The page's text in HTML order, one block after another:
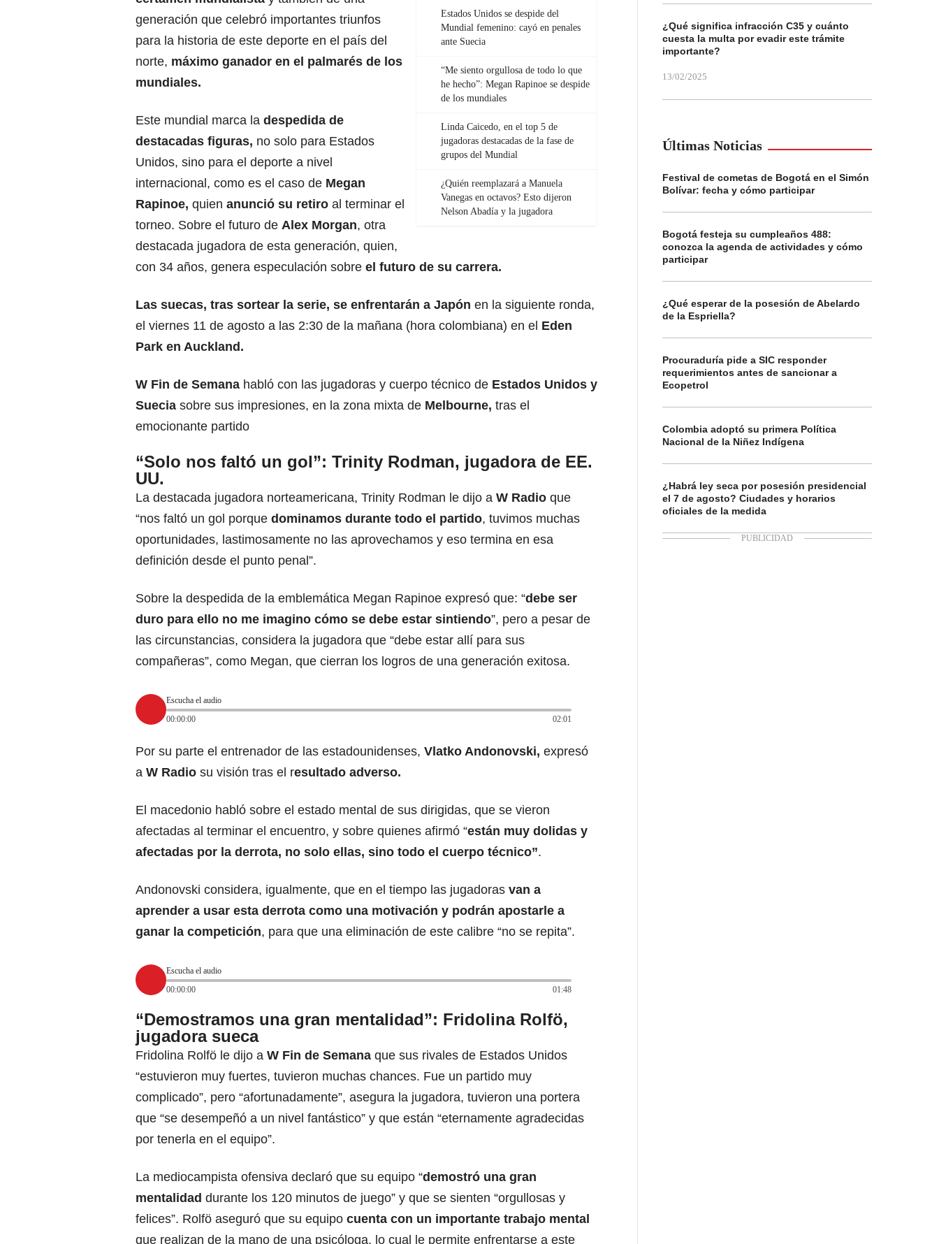
Estados Unidos se despide del
Mundial femenino: cayó en penales
ante Suecia
“Me siento orgullosa de todo lo que
he hecho”: Megan Rapinoe se despide
de los mundiales
Linda Caicedo, en el top 5 de
jugadoras destacadas de la fase de
grupos del Mundial
¿Quién reemplazará a Manuela
Vanegas en octavos? Esto dijeron
Nelson Abadía y la jugadora
generación que celebró importantes triunfos
para la historia de este deporte en el país del
norte, máximo ganador en el palmarés de los
mundiales.
Este mundial marca la despedida de
destacadas figuras, no solo para Estados
Unidos, sino para el deporte a nivel
internacional, como es el caso de Megan
Rapinoe, quien anunció su retiro al terminar el
torneo. Sobre el futuro de Alex Morgan, otra
destacada jugadora de esta generación, quien,
con 34 años, genera especulación sobre el futuro de su carrera.
Las suecas, tras sortear la serie, se enfrentarán a Japón en la siguiente ronda,
el viernes 11 de agosto a las 2:30 de la mañana (hora colombiana) en el Eden
Park en Auckland.
W Fin de Semana habló con las jugadoras y cuerpo técnico de Estados Unidos y
Suecia sobre sus impresiones, en la zona mixta de Melbourne, tras el
emocionante partido
“Solo nos faltó un gol”: Trinity Rodman, jugadora de EE.
UU.
La destacada jugadora norteamericana, Trinity Rodman le dijo a W Radio que
“nos faltó un gol porque dominamos durante todo el partido, tuvimos muchas
oportunidades, lastimosamente no las aprovechamos y eso termina en esa
definición desde el punto penal”.
Sobre la despedida de la emblemática Megan Rapinoe expresó que: “debe ser
duro para ello no me imagino cómo se debe estar sintiendo”, pero a pesar de
las circunstancias, considera la jugadora que “debe estar allí para sus
compañeras”, como Megan, que cierran los logros de una generación exitosa.
Escucha el audio
00:00:00
02:01
Por su parte el entrenador de las estadounidenses, Vlatko Andonovski, expresó
a W Radio su visión tras el resultado adverso.
El macedonio habló sobre el estado mental de sus dirigidas, que se vieron
afectadas al terminar el encuentro, y sobre quienes afirmó “están muy dolidas y
afectadas por la derrota, no solo ellas, sino todo el cuerpo técnico”.
Andonovski considera, igualmente, que en el tiempo las jugadoras van a
aprender a usar esta derrota como una motivación y podrán apostarle a
ganar la competición, para que una eliminación de este calibre “no se repita”.
Escucha el audio
00:00:00
01:48
“Demostramos una gran mentalidad”: Fridolina Rolfö,
jugadora sueca
Fridolina Rolfö le dijo a W Fin de Semana que sus rivales de Estados Unidos
“estuvieron muy fuertes, tuvieron muchas chances. Fue un partido muy
complicado”, pero “afortunadamente”, asegura la jugadora, tuvieron una portera
que “se desempeñó a un nivel fantástico” y que están “eternamente agradecidas
por tenerla en el equipo”.
La mediocampista ofensiva declaró que su equipo “demostró una gran
mentalidad durante los 120 minutos de juego” y que se sienten “orgullosas y
felices”. Rolfö aseguró que su equipo cuenta con un importante trabajo mental
que realizan de la mano de una psicóloga, lo cual le permite enfrentarse a este
¿Qué significa infracción C35 y cuánto
cuesta la multa por evadir este trámite
importante?
13/02/2025
Últimas Noticias
Festival de cometas de Bogotá en el Simón
Bolívar: fecha y cómo participar
Bogotá festeja su cumpleaños 488:
conozca la agenda de actividades y cómo
participar
¿Qué esperar de la posesión de Abelardo
de la Espriella?
Procuraduría pide a SIC responder
requerimientos antes de sancionar a
Ecopetrol
Colombia adoptó su primera Política
Nacional de la Niñez Indígena
¿Habrá ley seca por posesión presidencial
el 7 de agosto? Ciudades y horarios
oficiales de la medida